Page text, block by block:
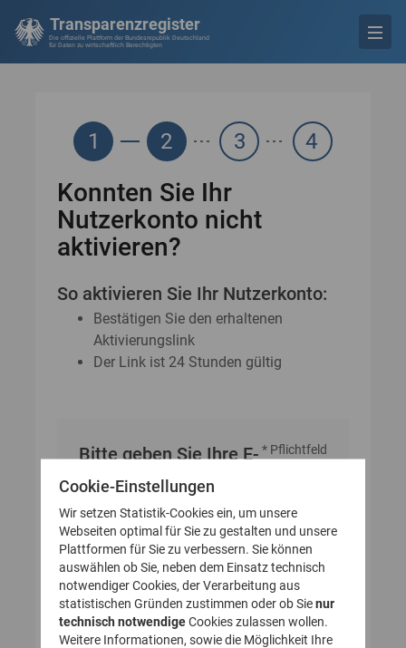
Transparenzregister
Die offizielle Plattform der Bundesrepublik Deutschland
für Daten zu wirtschaftlich Berechtigten
1 2 3 4
Konnten Sie Ihr
Nutzerkonto nicht
aktivieren?
So aktivieren Sie Ihr Nutzerkonto:
Bestätigen Sie den erhaltenen
Aktivierungslink
Der Link ist 24 Stunden gültig
* Pflichtfeld
Bitte geben Sie Ihre E-
Mail-Adresse an
E-Mail-Adresse
Cookie-Einstellungen
Wir setzen Statistik-Cookies ein, um unsere
Webseiten optimal für Sie zu gestalten und unsere
Plattformen für Sie zu verbessern. Sie können
auswählen ob Sie, neben dem Einsatz technisch
notwendiger Cookies, der Verarbeitung aus
statistischen Gründen zustimmen oder ob Sienur
technisch notwendigeCookies zulassen wollen.
Weitere Informationen, sowie die Möglichkeit Ihre